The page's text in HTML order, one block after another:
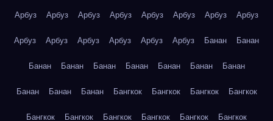
Арбуз Арбуз Арбуз Арбуз Арбуз Арбуз Арбуз Арбуз
Арбуз Арбуз Арбуз Арбуз Арбуз Арбуз Банан Банан
Банан Банан Банан Банан Банан Банан Банан
Банан Банан Банан Бангкок Бангкок Бангкок Бангкок
Бангкок Бангкок Бангкок Бангкок Бангкок Бангкок